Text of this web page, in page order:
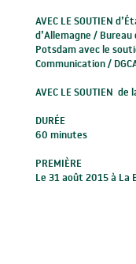
AVEC LE SOUTIEN
d’Allemagne /
Potsdam avec le
Communication /
AVEC LE SOUTIEN de
DURÉE
60 minutes
PREMIÈRE
Le 31 août 2015 à La